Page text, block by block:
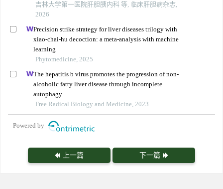
吉林大学第一医院肝胆胰内科 等, 临床肝胆病杂志,
2026
Precision strike strategy for liver diseases trilogy with
xiao-chai-hu decoction: a meta-analysis with machine
learning
Phytomedicine, 2025
The hepatitis b virus promotes the progression of non-
alcoholic fatty liver disease through incomplete
autophagy
Free Radical Biology and Medicine, 2023
Powered by
上一篇 下一篇